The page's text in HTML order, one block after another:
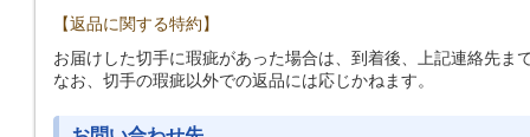
【返品に関する特約】
お届けした切手に瑕疵があった場合は、到着後、上記連絡先ま
なお、切手の瑕疵以外での返品には応じかねます。